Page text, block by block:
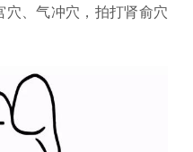
穴、气冲穴，拍打肾俞穴